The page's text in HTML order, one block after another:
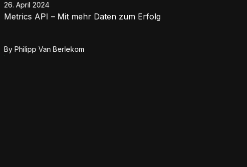
26. April 2024
Metrics API – Mit mehr Daten zum Erfolg
By Philipp Van Berlekom